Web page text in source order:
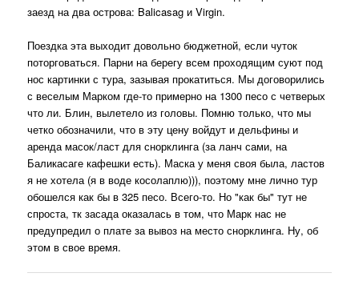
заезд на два острова: Balicasag и Virgin.
Поездка эта выходит довольно бюджетной, если чуток
поторговаться. Парни на берегу всем проходящим суют под
нос картинки с тура, зазывая прокатиться. Мы договорились
с веселым Марком где-то примерно на 1300 песо с четверых
что ли. Блин, вылетело из головы. Помню только, что мы
четко обозначили, что в эту цену войдут и дельфины и
аренда масок/ласт для снорклинга (за ланч сами, на
Баликасаге кафешки есть). Маска у меня своя была, ластов
я не хотела (я в воде косолаплю))), поэтому мне лично тур
обошелся как бы в 325 песо. Всего-то. Но "как бы" тут не
спроста, тк засада оказалась в том, что Марк нас не
предупредил о плате за вывоз на место снорклинга. Ну, об
этом в свое время.